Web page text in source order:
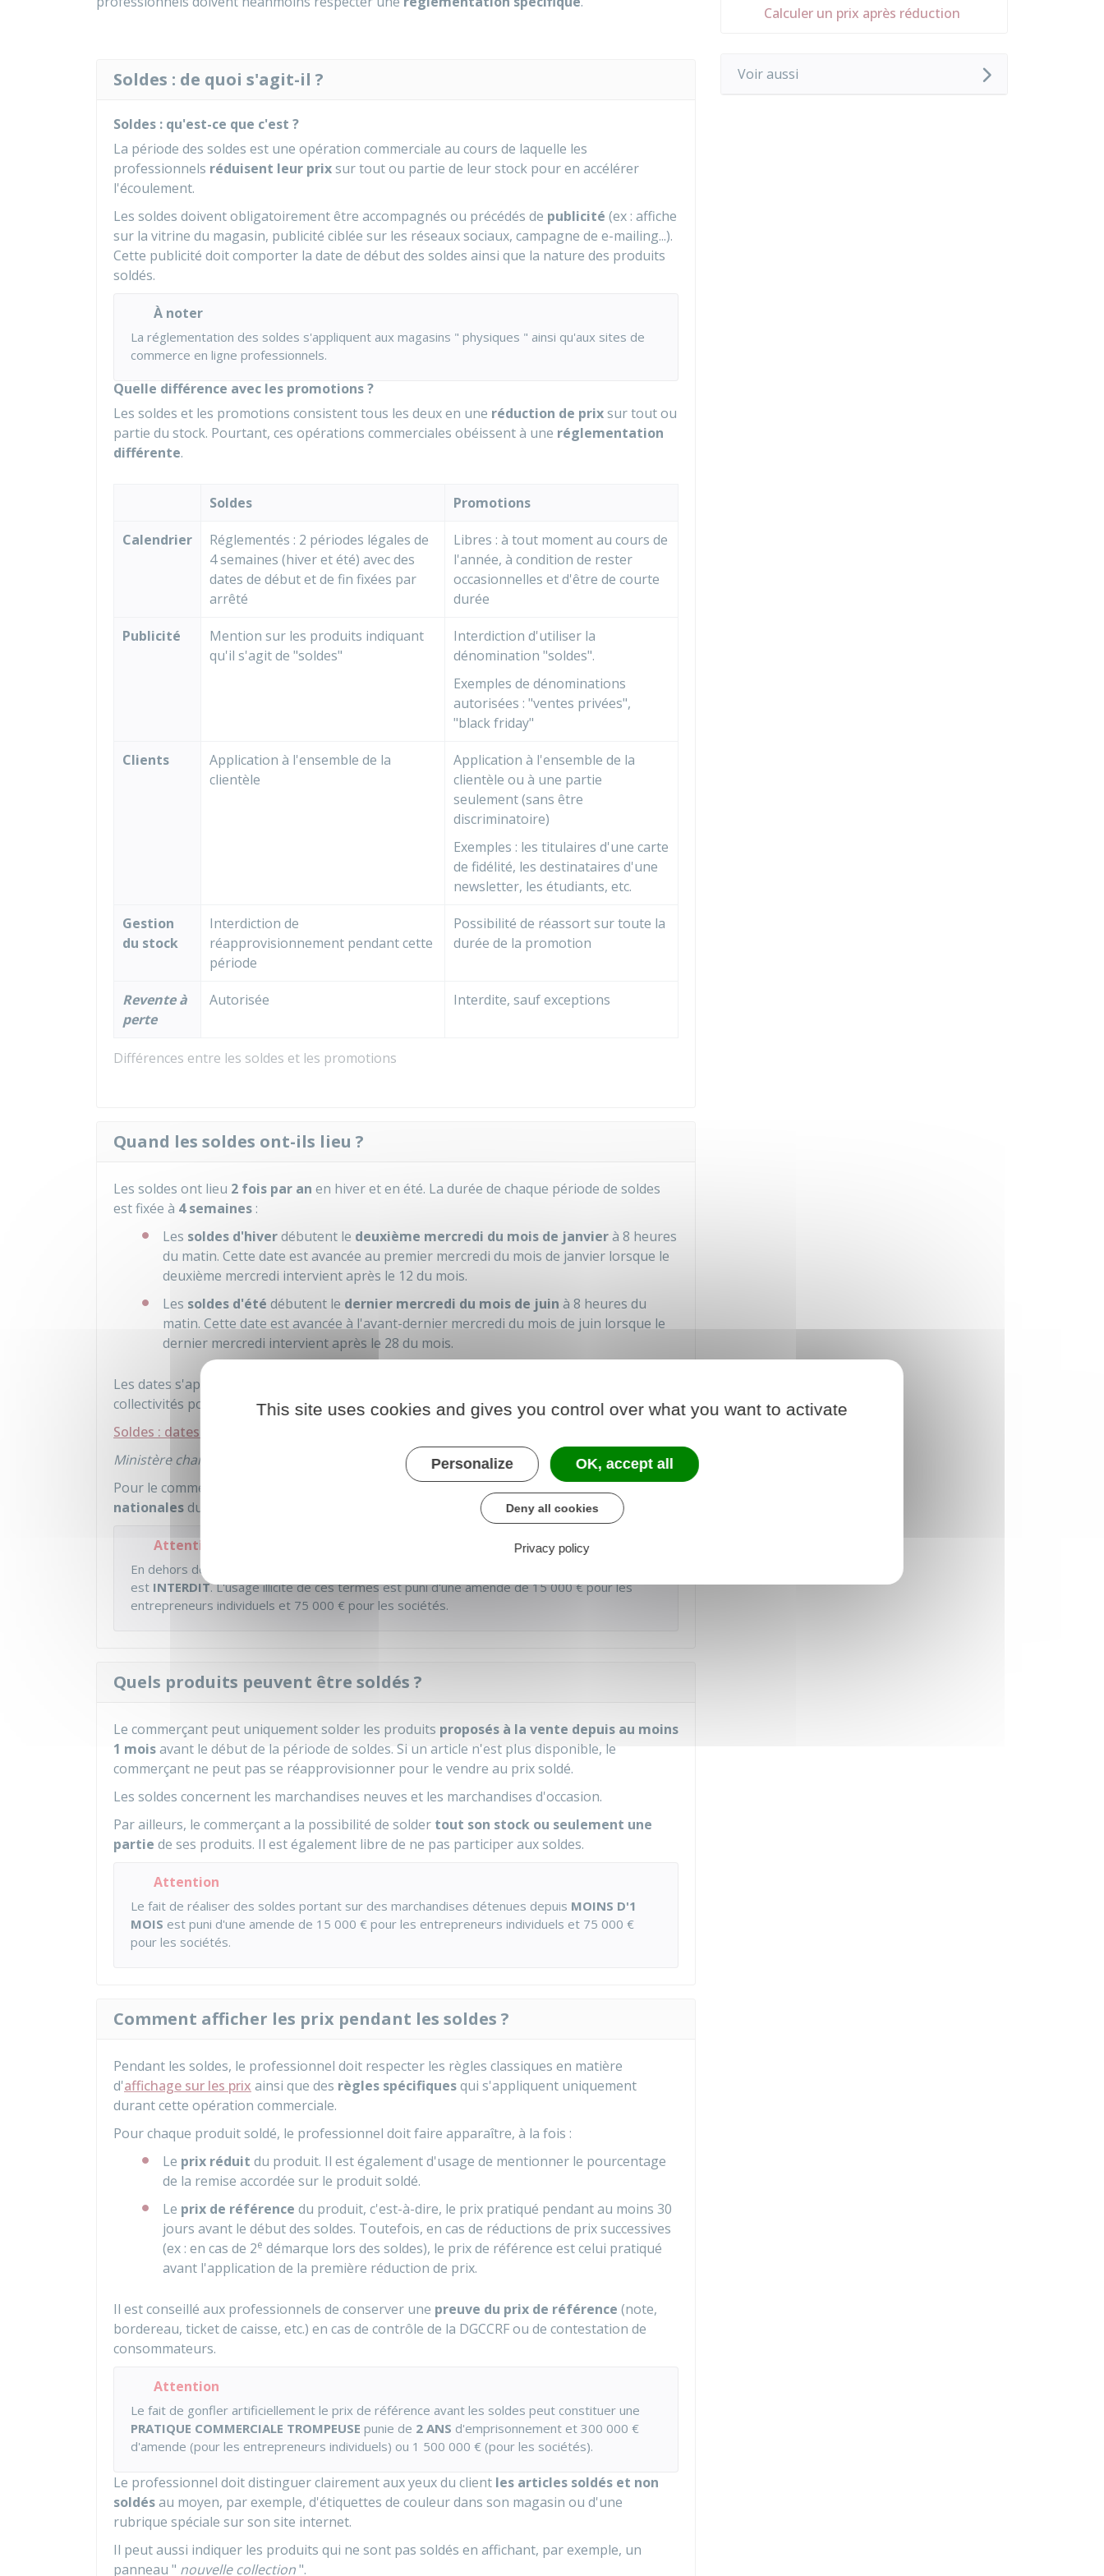
Soldes : de quoi s'agit-il ?
Soldes : qu'est-ce que c'est ?
La période des soldes est une opération commerciale au cours de laquelle les
professionnels réduisent leur prixsur tout ou partie de leur stock pour en accélérer
l'écoulement.
Les soldes doivent obligatoirement être accompagnés ou précédés de publicité (ex : affiche
sur la vitrine du magasin, publicité ciblée sur les réseaux sociaux, campagne de e-mailing...).
Cette publicité doit comporter la date de début des soldes ainsi que la nature des produits
soldés.
À noter
La réglementation des soldes s'appliquent aux magasins " physiques " ainsi qu'aux sites de
commerce en ligne professionnels.
Quelle différence avec les promotions ?
Les soldes et les promotions consistent tous les deux en une réduction de prixsur tout ou
partie du stock. Pourtant, ces opérations commerciales obéissent à une réglementation
différente.
Différences entre les soldes et les promotions
Soldes Promotions
Calendrier
Réglementés : 2 périodes légales de
4 semaines (hiver et été) avec des
dates de début et de fin fixées par
arrêté
Libres : à tout moment au cours de
l'année, à condition de rester
occasionnelles et d'être de courte
durée
Publicité
Mention sur les produits indiquant
qu'il s'agit de "soldes"
Interdiction d'utiliser la
dénomination "soldes".
Exemples de dénominations
autorisées : "ventes privées",
"black friday"
Clients
Application à l'ensemble de la
clientèle
Application à l'ensemble de la
clientèle ou à une partie
seulement (sans être
discriminatoire)
Exemples : les titulaires d'une carte
de fidélité, les destinataires d'une
newsletter, les étudiants, etc.
Gestion
du stock
Interdiction de
réapprovisionnement pendant cette
période
Possibilité de réassort sur toute la
durée de la promotion
Revente à
perte
Autorisée Interdite, sauf exceptions
Quand les soldes ont-ils lieu ?
Les soldes ont lieu 2 fois par an en hiver et en été. La durée de chaque période de soldes
est fixée à 4 semaines:
Les soldes d'hiverdébutent le deuxième mercredi du mois de janvierà 8 heures
du matin. Cette date est avancée au premier mercredi du mois de janvier lorsque le
deuxième mercredi intervient après le 12 du mois.
Les soldes d'été débutent le dernier mercredi du mois de juin à 8 heures du
matin. Cette date est avancée à l'avant-dernier mercredi du mois de juin lorsque le
dernier mercredi intervient après le 28 du mois.
Les dates s'appliquent
collectivités pour lesquels les dates de démarrage diffèrent :
Soldes : dates et réglementation
Ministère chargé de l'économie
Pour le commerce en ligne (e-commerce), les soldes sontalignées sur les dates
nationales du commerce traditionnel, quel que soit le lieu du siège de l'entreprise.
Attention
En dehors des périodes de soldes officielles, l'emploi du mot "
est INTERDIT. L'usage illicite de ces termes est puni d'une amende de15 000 €pour les
entrepreneurs individuels et 75 000 € pour les sociétés.
Quels produits peuvent être soldés ?
Le commerçant peut uniquement solder les produits proposés à la vente depuis au moins
1 moisavant le début de la période de soldes. Si un article n'est plus disponible, le
commerçant ne peut pas se réapprovisionner pour le vendre au prix soldé.
Les soldes concernent les marchandises neuves et les marchandises d'occasion.
Par ailleurs, le commerçant a la possibilité de solder tout son stock ou seulement une
partie de ses produits. Il est également libre de ne pas participer aux soldes.
Attention
Le fait de réaliser des soldes portant sur des marchandises détenues depuis MOINS D'1
MOIS est puni d'une amende de 15 000 € pour les entrepreneurs individuels et 75 000 €
pour les sociétés.
Comment afficher les prix pendant les soldes ?
Pendant les soldes, le professionnel doit respecter les règles classiques en matière
d'affichage sur les prix ainsi que des règles spécifiquesqui s'appliquent uniquement
durant cette opération commerciale.
Pour chaque produit soldé, le professionnel doit faire apparaître, à la fois :
Le prix réduit du produit. Il est également d'usage de mentionner le pourcentage
de la remise accordée sur le produit soldé.
Le prix de référence du produit, c'est-à-dire, le prix pratiqué pendant au moins 30
jours avant le début des soldes. Toutefois, en cas de réductions de prix successives
(ex : en cas de 2e démarque lors des soldes), le prix de référence est celui pratiqué
avant l'application de la première réduction de prix.
Il est conseillé aux professionnels de conserver une preuve du prix de référence (note,
bordereau, ticket de caisse, etc.) en cas de contrôle de la DGCCRFou de contestation de
consommateurs.
Attention
Le fait de gonfler artificiellement le prix de référence avant les soldes peut constituer une
PRATIQUE COMMERCIALE TROMPEUSE punie de 2 ANS d'emprisonnement et 300 000 €
d'amende (pour les entrepreneurs individuels) ou 1 500 000 € (pour les sociétés).
Le professionnel doit distinguer clairement aux yeux du client les articles soldés et non
soldésau moyen, par exemple, d'étiquettes de couleur dans son magasin ou d'une
rubrique spéciale sur son site internet.
Il peut aussi indiquer les produits qui ne sont pas soldés en affichant, par exemple, un
panneau " nouvelle collection".
Calculer un prix après réduction
Voir aussi
This site uses cookies and gives you control over what you want to activate
Personalize OK, accept all
Deny all cookies
Privacy policy